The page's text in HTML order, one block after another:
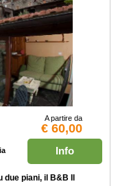
A partire da
€ 60,00
Info
piani, il B&B Il